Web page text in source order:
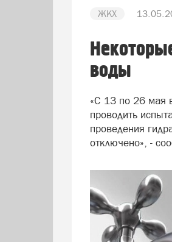
ЖКХ
воды
«С 13 по 26 мая
проводить
проведения
отключено», -